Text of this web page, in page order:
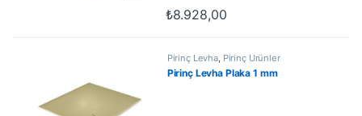
₺8.928,00
Pirinç Levha, Pirinç Ürünler
Pirinç Levha Plaka 1 mm